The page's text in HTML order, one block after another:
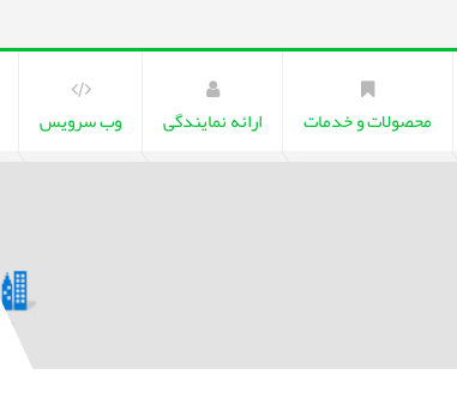
محصولات و خدمات ارائه نمایندگی وب سرویس